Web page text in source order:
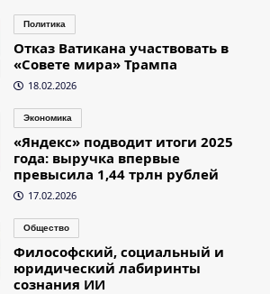
Политика
Отказ Ватикана участвовать в
«Совете мира» Трампа
18.02.2026
Экономика
«Яндекс» подводит итоги 2025
года: выручка впервые
превысила 1,44 трлн рублей
17.02.2026
Общество
Философский, социальный и
юридический лабиринты
сознания ИИ